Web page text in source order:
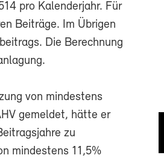
pro Kalenderjahr. Für
Beiträge. Im Übrigen
Die Berechnung
von mindestens
gemeldet, hätte er
zu
mindestens 11,5%